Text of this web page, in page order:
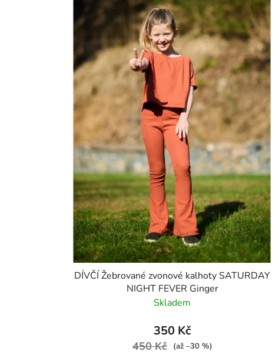
DÍVČÍ Žebrované zvonové kalhoty SATURDAY
NIGHT FEVER Ginger
Skladem
350 Kč
450 Kč (až –30 %)